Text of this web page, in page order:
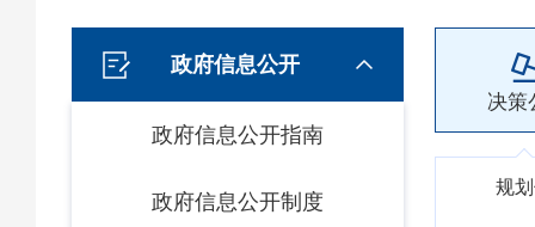
政府信息公开
政府信息公开指南
政府信息公开制度
决策
规